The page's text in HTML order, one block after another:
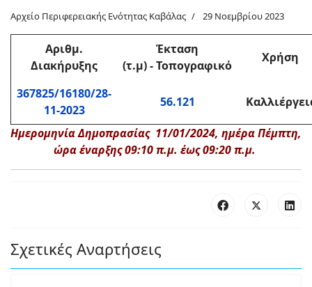
Αρχείο Περιφερειακής Ενότητας Καβάλας 29 Νοεμβρίου 2023
Αριθμ.
Διακήρυξης
Έκταση
(τ.μ)-Τοπογραφικό
Χρήση
367825/16180/28-
11-2023
56.121
Ημερομηνία Δημοπρασίας 11/01/2024, ημέρα Πέμπτη,
ώρα έναρξης 09:10 π.μ. έως 09:20 π.μ.
Σχετικές Αναρτήσεις